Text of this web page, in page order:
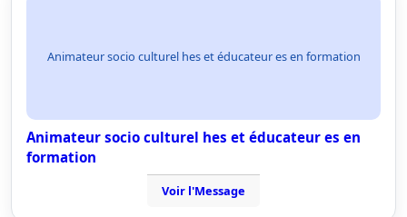
Animateur socio culturel hes et éducateur es en formation
Animateur socio culturel hes et éducateur es en
formation
Voir l'Message